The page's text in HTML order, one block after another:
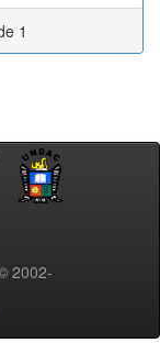
1
2002-